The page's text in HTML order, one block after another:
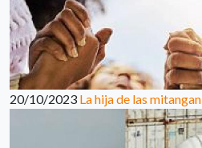
20/10/2023 La hija de las mitangan